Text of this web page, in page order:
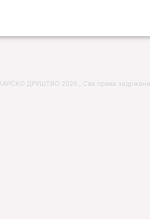
ДРУШТВО 2026 , Сва права задржана